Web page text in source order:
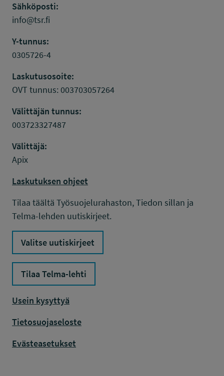
Sähköposti:
info@tsr.fi
Y-tunnus:
0305726-4
Laskutusosoite:
OVT tunnus: 003703057264
Välittäjän tunnus:
003723327487
Välittäjä:
Apix
Laskutuksen ohjeet
Tilaa täältä Työsuojelurahaston, Tiedon sillan ja
Telma-lehden uutiskirjeet.
Valitse uutiskirjeet
Tilaa Telma-lehti
Usein kysyttyä
Tietosuojaseloste
Evästeasetukset